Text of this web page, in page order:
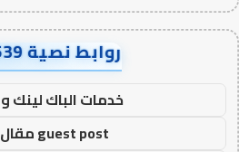
روابط نصية AA32539
خدمات الباك لينك
guest post مقال ضيف